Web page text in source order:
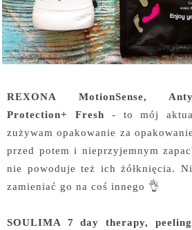
REXONA MotionSense,
Protection+ Fresh - to mój
zużywam opakowanie za
przed potem i nieprzyjemnym
nie powoduje też ich żółknięcia.
zamieniać go na coś innego 👌
SOULIMA 7 day therapy,